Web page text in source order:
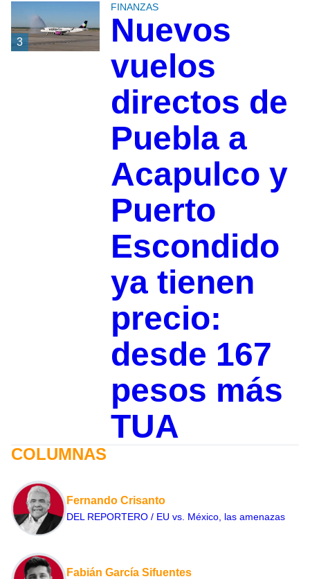
3
FINANZAS
Nuevos
vuelos
directos de
Puebla a
Acapulco y
Puerto
Escondido
ya tienen
precio:
desde 167
pesos más
TUA
COLUMNAS
Fernando Crisanto
DEL REPORTERO / EU vs. México, las amenazas
Fabián García Sifuentes